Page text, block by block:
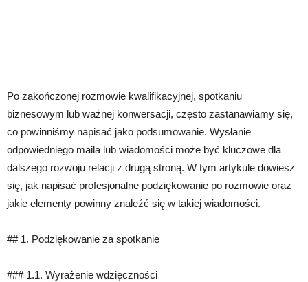
Po zakończonej rozmowie kwalifikacyjnej, spotkaniu
biznesowym lub ważnej konwersacji, często zastanawiamy się,
co powinniśmy napisać jako podsumowanie. Wysłanie
odpowiedniego maila lub wiadomości może być kluczowe dla
dalszego rozwoju relacji z drugą stroną. W tym artykule dowiesz
się, jak napisać profesjonalne podziękowanie po rozmowie oraz
jakie elementy powinny znaleźć się w takiej wiadomości.
## 1. Podziękowanie za spotkanie
### 1.1. Wyrażenie wdzięczności